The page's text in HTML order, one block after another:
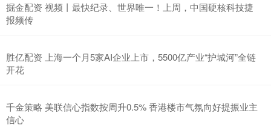
掘金配资 视频丨最快纪录、世界唯一！上周，中国硬核科技捷
报频传
胜亿配资 上海一个月5家AI企业上市，5500亿产业“护城河”全链
开花
千金策略 美联信心指数按周升0.5% 香港楼市气氛向好提振业主
信心